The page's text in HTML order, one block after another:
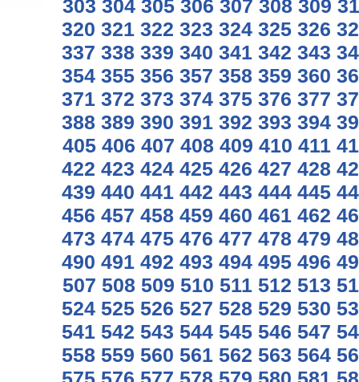
303 304 305 306 307 308 309
320 321 322 323 324 325 326
337 338 339 340 341 342 343
354 355 356 357 358 359 360
371 372 373 374 375 376 377
388 389 390 391 392 393 394
405 406 407 408 409 410 411
422 423 424 425 426 427 428
439 440 441 442 443 444 445
456 457 458 459 460 461 462
473 474 475 476 477 478 479
490 491 492 493 494 495 496
507 508 509 510 511 512 513
524 525 526 527 528 529 530
541 542 543 544 545 546 547
558 559 560 561 562 563 564